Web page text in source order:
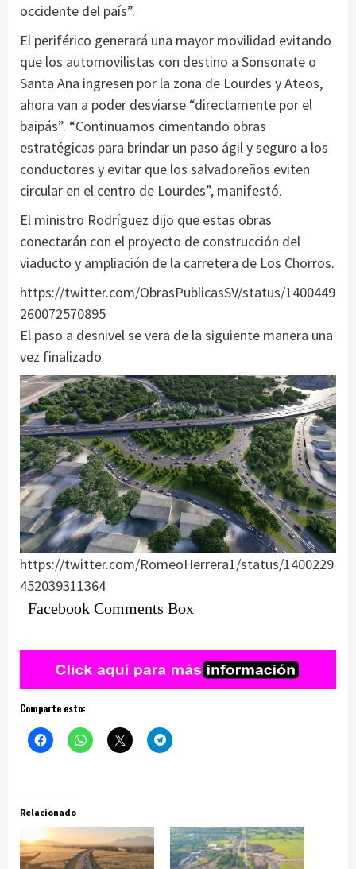
occidente del país”.
El periférico generará una mayor movilidad evitando
que los automovilistas con destino a Sonsonate o
Santa Ana ingresen por la zona de Lourdes y Ateos,
ahora van a poder desviarse “directamente por el
baipás”. “Continuamos cimentando obras
estratégicas para brindar un paso ágil y seguro a los
conductores y evitar que los salvadoreños eviten
circular en el centro de Lourdes”, manifestó.
El ministro Rodríguez dijo que estas obras
conectarán con el proyecto de construcción del
viaducto y ampliación de la carretera de Los Chorros.
https://twitter.com/ObrasPublicasSV/status/1400449
260072570895
El paso a desnivel se vera de la siguiente manera una
vez finalizado
https://twitter.com/RomeoHerrera1/status/1400229
452039311364
Facebook Comments Box
Comparte esto:
Relacionado